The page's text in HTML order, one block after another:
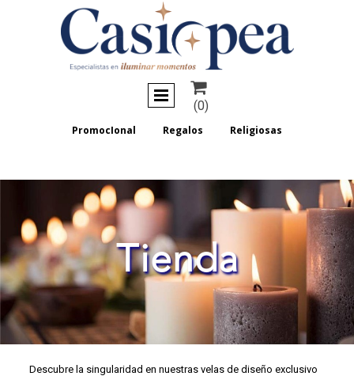

(0)
PromocIonal Regalos Religiosas
Tienda
Descubre la singularidad en nuestras velas de diseño exclusivo